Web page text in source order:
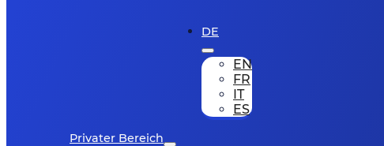
Privater Bereich
DE
EN
FR
IT
ES